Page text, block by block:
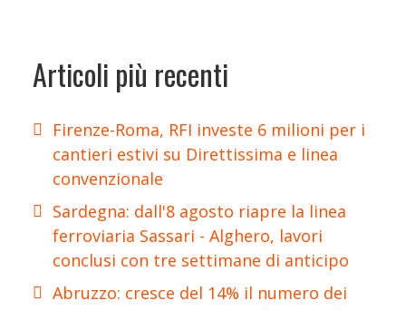
Articoli più recenti
Firenze-Roma, RFI investe 6 milioni per i
cantieri estivi su Direttissima e linea
convenzionale
Sardegna: dall'8 agosto riapre la linea
ferroviaria Sassari - Alghero, lavori
conclusi con tre settimane di anticipo
Abruzzo: cresce del 14% il numero dei